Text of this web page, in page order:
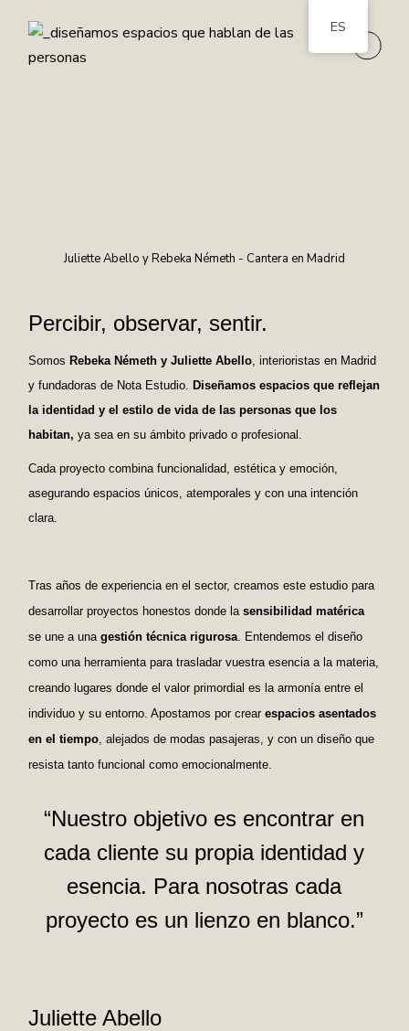
Juliette Abello y Rebeka Németh - Cantera en Madrid
Percibir, observar, sentir.
SomosRebeka Németh y Juliette Abello , interioristas en Madrid
y fundadoras de Nota Estudio.Diseñamos espacios que reflejan
la identidad y el estilo de vida de las personas que los
habitan, ya sea en su ámbito privado o profesional.
Cada proyecto combina funcionalidad, estética y emoción,
asegurando espacios únicos, atemporales y con una intención
clara.
Tras años de experiencia en el sector, creamos este estudio para
desarrollar proyectos honestos donde lasensibilidad matérica
se une a unagestión técnica rigurosa . Entendemos el diseño
como una herramienta para trasladar vuestra esencia a la materia,
creando lugares donde el valor primordial es la armonía entre el
individuo y su entorno.Apostamos por crearespacios asentados
en el tiempo , alejados de modas pasajeras, y con un diseño que
resista tanto funcional como emocionalmente.
“Nuestro objetivo es encontrar en
cada cliente su propia identidad y
esencia. Para nosotras cada
proyecto es un lienzo en blanco.”
Juliette Abello
ES